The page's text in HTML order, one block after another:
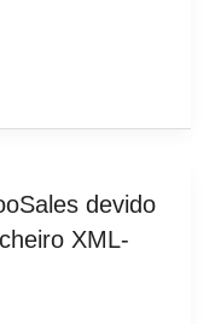
devido
XML-